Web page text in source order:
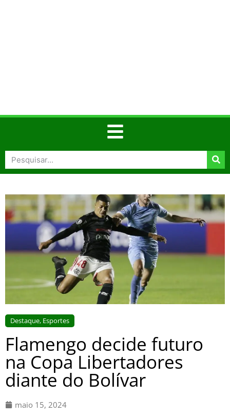
Destaque, Esportes
Flamengo decide futuro
na Copa Libertadores
diante do Bolívar
maio 15, 2024